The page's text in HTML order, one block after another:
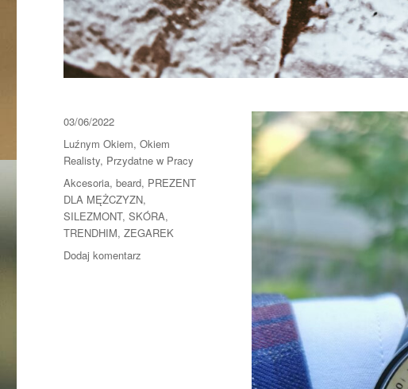
Data
publikacji
03/06/2022
Kategorie
Luźnym Okiem,Okiem
Realisty, Przydatne w Pracy
Tagi
Akcesoria,beard, PREZENT
DLA MĘŻCZYZN,
SILEZMONT,SKÓRA,
TRENDHIM,ZEGAREK
Dodaj komentarz